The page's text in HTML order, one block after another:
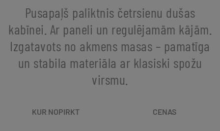
Pusapaļš paliktnis četrsienu dušas
kabīnei. Ar paneli un regulējamām kājām.
Izgatavots no akmens masas – pamatīga
un stabila materiāla ar klasiski spožu
virsmu.
KUR NOPIRKT CENAS